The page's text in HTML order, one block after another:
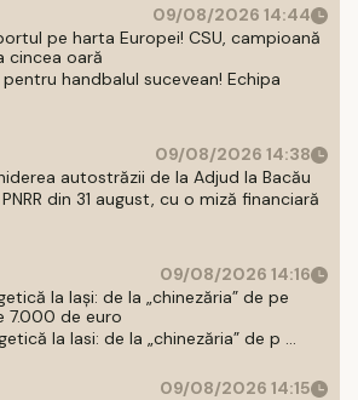
09/08/2026 14:44
pe harta Europei! CSU, campioană
cincea oară
handbalul sucevean! Echipa
09/08/2026 14:38
autostrăzii de la Adjud la Bacău
din 31 august, cu o miză financiară
09/08/2026 14:16
la Iași: de la „chinezăria” de pe
7.000 de euro
la Iasi: de la „chinezăria” de p ...
09/08/2026 14:15